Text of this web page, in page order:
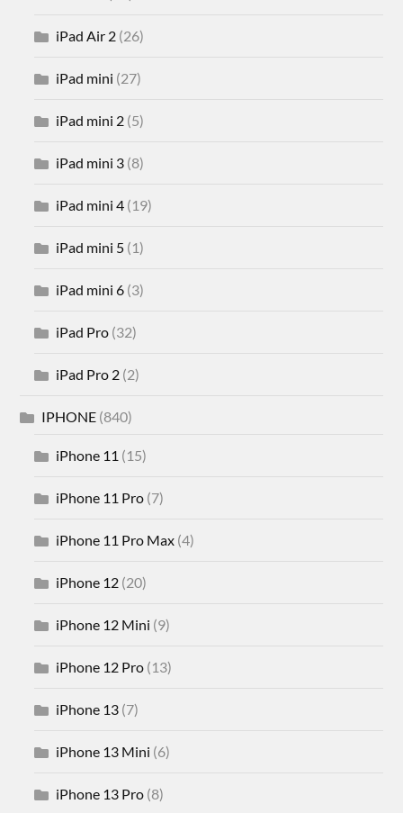
iPad Air 2 (26)
iPad mini (27)
iPad mini 2 (5)
iPad mini 3 (8)
iPad mini 4 (19)
iPad mini 5 (1)
iPad mini 6 (3)
iPad Pro (32)
iPad Pro 2 (2)
IPHONE (840)
iPhone 11 (15)
iPhone 11 Pro (7)
iPhone 11 Pro Max (4)
iPhone 12 (20)
iPhone 12 Mini (9)
iPhone 12 Pro (13)
iPhone 13 (7)
iPhone 13 Mini (6)
iPhone 13 Pro (8)